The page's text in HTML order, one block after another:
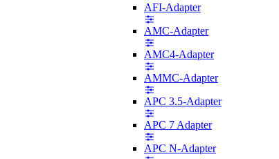
AFI-Adapter
AMC-Adapter
AMC4-Adapter
AMMC-Adapter
APC 3.5-Adapter
APC 7 Adapter
APC N-Adapter